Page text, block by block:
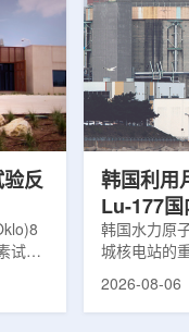
所部
贤教
药物
余
余项
成7
应用
肺癌患者。
系统，搭载
SC240超导
射野、360°
疗全程依托
准定位，能
疗。设备运
反
试验
控自
韩国利用
Lu-177国
韩国水力原
城核电站的
生产用于癌
2026-08-06